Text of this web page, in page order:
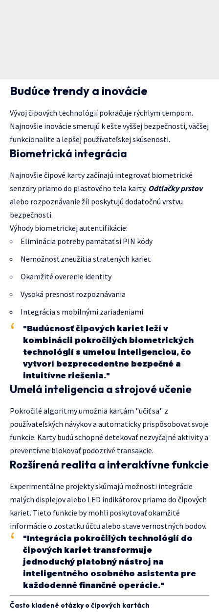
Budúce trendy a inovácie
Vývoj čipových technológií pokračuje rýchlym tempom.
Najnovšie inovácie smerujú k ešte vyššej bezpečnosti, väčšej
funkcionalite a lepšej používateľskej skúsenosti.
Biometrická integrácia
Najnovšie čipové karty začínajú integrovať biometrické
senzory priamo do plastového tela karty. Odtlačky prstov
alebo rozpoznávanie žíl poskytujú dodatočnú vrstvu
bezpečnosti.
Výhody biometrickej autentifikácie:
Eliminácia potreby pamätať si PIN kódy
Nemožnosť zneužitia stratených kariet
Okamžité overenie identity
Vysoká presnosť rozpoznávania
Integrácia s mobilnými zariadeniami
"Budúcnosť čipových kariet leží v
kombinácii pokročilých biometrických
technológií s umelou inteligenciou, čo
vytvorí bezprecedentne bezpečné a
intuitívne riešenia."
Umelá inteligencia a strojové učenie
Pokročilé algoritmy umožnia kartám "učiť sa" z
používateľských návykov a automaticky prispôsobovať svoje
funkcie. Karty budú schopné detekovať nezvyčajné aktivity a
preventívne blokovať podozrivé transakcie.
Rozšírená realita a interaktívne funkcie
Experimentálne projekty skúmajú možnosti integrácie
malých displejov alebo LED indikátorov priamo do čipových
kariet. Tieto funkcie by mohli poskytovať okamžité
informácie o zostatku účtu alebo stave vernostných bodov.
"Integrácia pokročilých technológií do
čipových kariet transformuje
jednoduchý platobný nástroj na
inteligentného osobného asistenta pre
každodenné finančné operácie."
Často kladené otázky o čipových kartách